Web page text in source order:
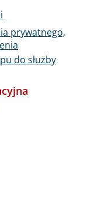
prywatnego,
do służby